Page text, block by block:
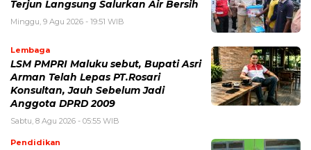
Terjun Langsung Salurkan Air Bersih
Minggu, 9 Agu 2026 - 19:51 WIB
Lembaga
LSM PMPRI Maluku sebut, Bupati Asri
Arman Telah Lepas PT.Rosari
Konsultan, Jauh Sebelum Jadi
Anggota DPRD 2009
Sabtu, 8 Agu 2026 - 05:55 WIB
Pendidikan